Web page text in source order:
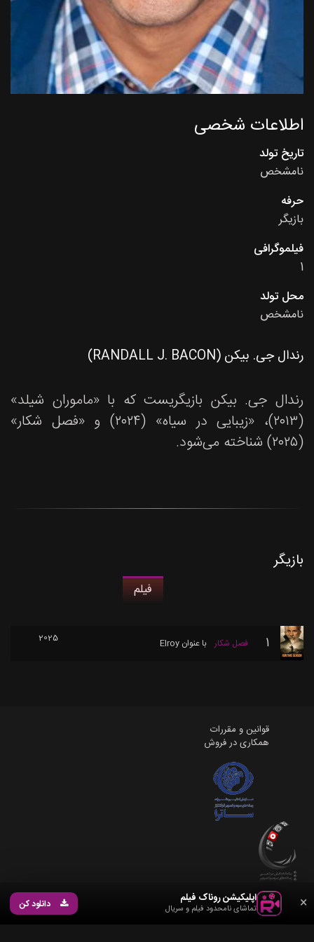
اطلاعات شخصی
تاریخ تولد
نامشخص
حرفه
بازیگر
فیلموگرافی
1
محل تولد
نامشخص
رندال جی. بیکن (RANDALL J. BACON)
رندال جی. بیکن بازیگریست که با «ماموران شیلد»
(۲۰۱۳)، «زیبایی در سیاه» (۲۰۲۴) و «فصل شکار»
(۲۰۲۵) شناخته می‌شود.
بازیگر
فیلم
1 فصل شکار با عنوان Elroy
2025
قوانین و مقررات
همکاری در فروش
× اپلیکیشن روناک فیلم
تماشای نامحدود فیلم و سریال دانلود کن